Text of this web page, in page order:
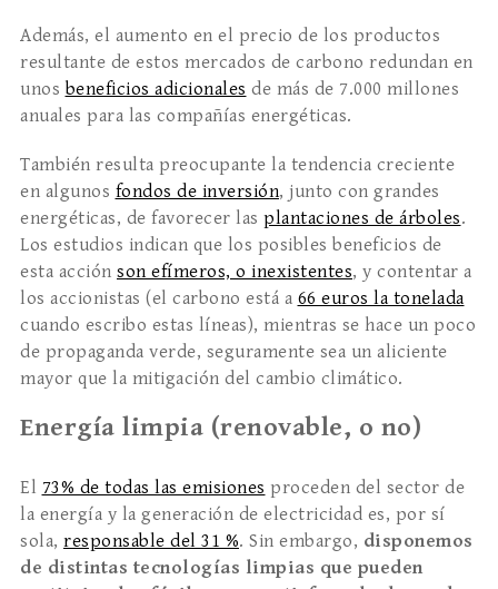
Además, el aumento en el precio de los productos
resultante de estos mercados de carbono redundan en
unos beneficios adicionales de más de 7.000 millones
anuales para las compañías energéticas.
También resulta preocupante la tendencia creciente
en algunos fondos de inversión, junto con grandes
energéticas, de favorecer las plantaciones de árboles.
Los estudios indican que los posibles beneficios de
esta acción son efímeros, o inexistentes, y contentar a
los accionistas (el carbono está a 66 euros la tonelada
cuando escribo estas líneas), mientras se hace un poco
de propaganda verde, seguramente sea un aliciente
mayor que la mitigación del cambio climático.
Energía limpia (renovable, o no)
El 73% de todas las emisiones proceden del sector de
la energía y la generación de electricidad es, por sí
sola, responsable del 31 %. Sin embargo, disponemos
de distintas tecnologías limpias que pueden